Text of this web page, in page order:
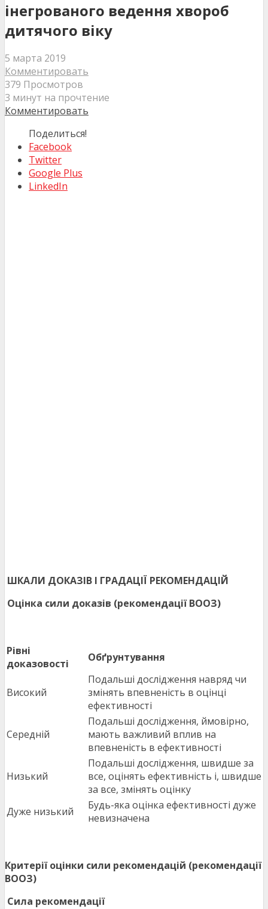
інегрованого ведення хвороб
дитячого віку
5 марта 2019
Комментировать
379 Просмотров
3 минут на прочтение
Комментировать
Поделиться!
Facebook
Twitter
Google Plus
LinkedIn
ШКАЛИ ДОКАЗІВ І ГРАДАЦІЇ РЕКОМЕНДАЦІЙ
Оцінка сили доказів (рекомендації ВООЗ)
Рівні
доказовості
Обґрунтування
Високий
Подальші дослідження навряд чи
змінять впевненість в оцінці
ефективності
Середній
Подальші дослідження, ймовірно,
мають важливий вплив на
впевненість в ефективності
Низький
Подальші дослідження, швидше за
все, оцінять ефективність і, швидше
за все, змінять оцінку
Дуже низький
Будь-яка оцінка ефективності дуже
невизначена
Критерії оцінки сили рекомендацій (рекомендації
ВООЗ)
Сила рекомендації